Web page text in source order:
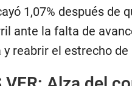
1,07% después de
ante la falta de
reabrir el estrecho de